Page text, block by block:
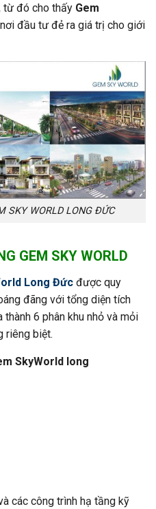
từ đó cho thấy Gem
đầu tư đẻ ra giá trị cho giới
SKY WORLD LONG ĐỨC
GEM SKY WORLD
Long Đức được quy
đãng với tổng diện tích
6 phân khu nhỏ và mỏi
riêng biệt.
SkyWorld long
các công trình hạ tầng kỹ